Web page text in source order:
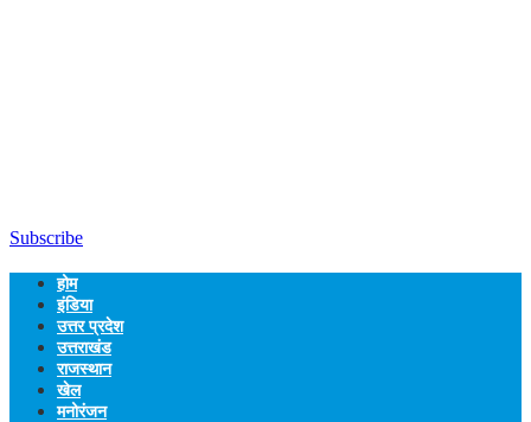
Subscribe
होम
इंडिया
उत्तर प्रदेश
उत्तराखंड
राजस्थान
खेल
मनोरंजन